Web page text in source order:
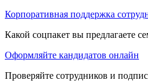
Корпоративная поддержка
Какой соцпакет вы предлагаете
Оформляйте кандидатов онлайн
Проверяйте сотрудников и